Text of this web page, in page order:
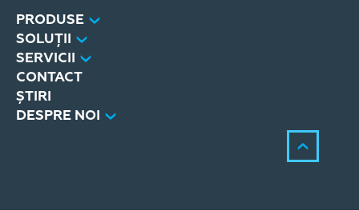
PRODUSE
SOLUȚII
SERVICII
CONTACT
ȘTIRI
DESPRE NOI